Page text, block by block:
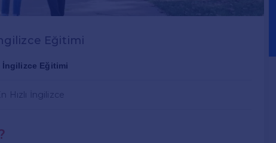
Eğitimi
İngilizce Eğitimi
Hızlı İngilizce